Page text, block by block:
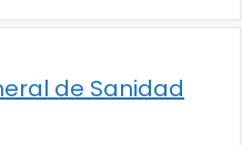
de Sanidad